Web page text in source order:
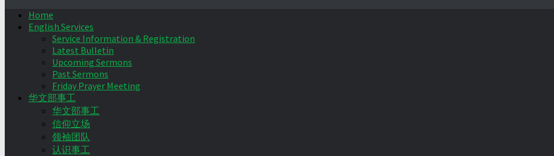
Home
English Services
Service Information & Registration
Latest Bulletin
Upcoming Sermons
Past Sermons
Friday Prayer Meeting
华文部事工
华文部事工
信仰立场
领袖团队
认识事工